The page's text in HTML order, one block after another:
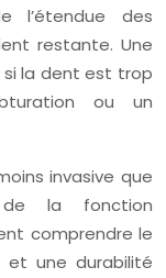
l’étendue des
restante. Une
la dent est trop
ou un
invasive que
de la fonction
comprendre le
une durabilité